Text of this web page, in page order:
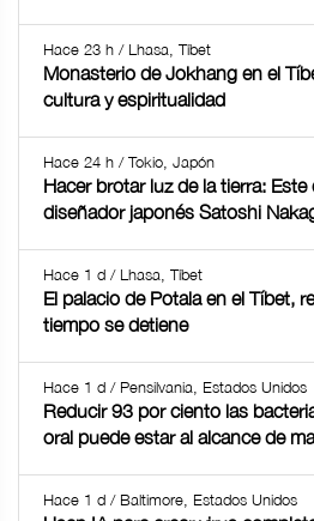
Hace 23 h / Lhasa, Tíbet
Monasterio de Jokhang en el
cultura y espiritualidad
Hace 24 h / Tokio, Japón
Hacer brotar luz de la tierra:
diseñador japonés Satoshi
Hace 1 d / Lhasa, Tíbet
El palacio de Potala en el Tíbet,
tiempo se detiene
Hace 1 d / Pensilvania, Estados Unidos
Reducir 93 por ciento las
oral puede estar al alcance de
Hace 1 d / Baltimore, Estados Unidos